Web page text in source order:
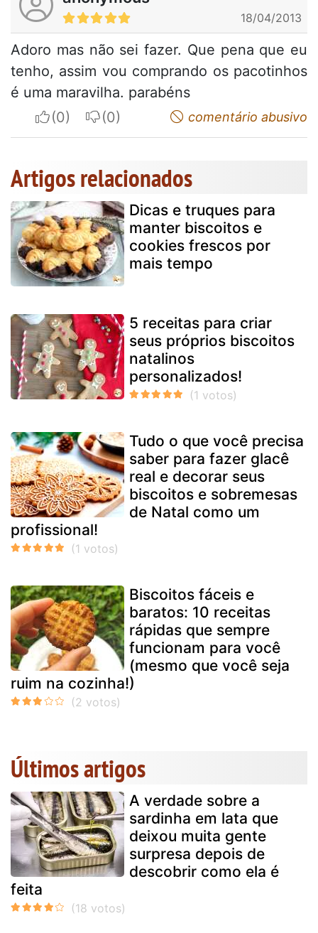
18/04/2013
Adoro mas não sei fazer. Que pena que eu
tenho, assim vou comprando os pacotinhos
é uma maravilha. parabéns
I apreciateI do not appreciatecomentário abusivo
Artigos relacionados
Dicas e truques para
manter biscoitos e
cookies frescos por
mais tempo
5 receitas para criar
seus próprios biscoitos
natalinos
personalizados!
Tudo o que você precisa
saber para fazer glacê
real e decorar seus
biscoitos e sobremesas
de Natal como um
profissional!
Biscoitos fáceis e
baratos: 10 receitas
rápidas que sempre
funcionam para você
(mesmo que você seja
ruim na cozinha!)
Últimos artigos
A verdade sobre a
sardinha em lata que
deixou muita gente
surpresa depois de
descobrir como ela é
feita